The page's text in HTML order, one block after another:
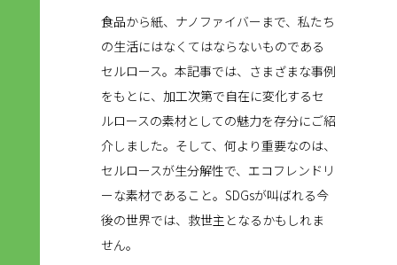
食品から紙、ナノファイバーまで、私たち
の生活にはなくてはならないものである
セルロース。本記事では、さまざまな事例
をもとに、加工次第で自在に変化するセ
ルロースの素材としての魅力を存分にご紹
介しました。そして、何より重要なのは、
セルロースが生分解性で、エコフレンドリ
ーな素材であること。SDGsが叫ばれる今
後の世界では、救世主となるかもしれま
せん。